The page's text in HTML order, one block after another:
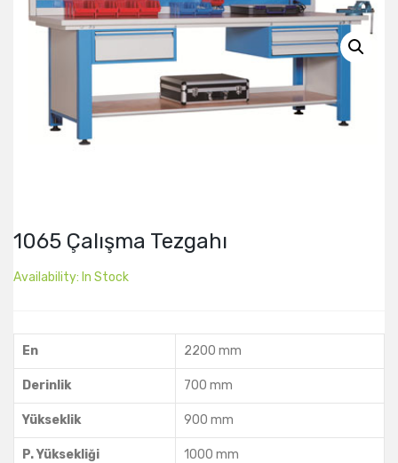
1065 Çalışma Tezgahı
Availability: In Stock
En 2200 mm
Derinlik 700 mm
Yükseklik 900 mm
P. Yüksekliği 1000 mm